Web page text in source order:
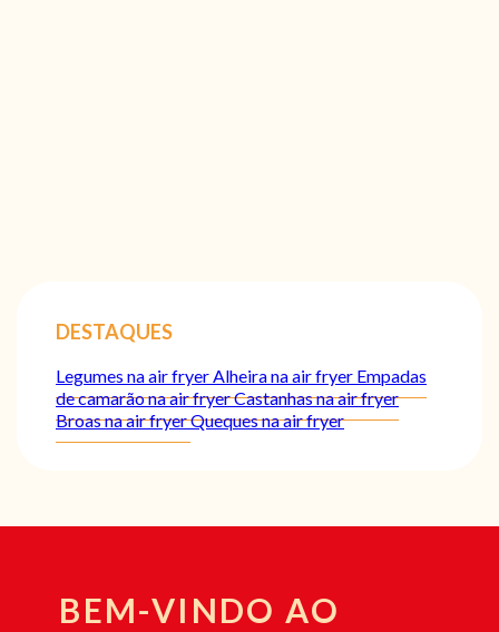
DESTAQUES
Legumes na air fryerAlheira na air fryer Empadas
de camarão na air fryerCastanhas na air fryer
Broas na air fryerQueques na air fryer
BEM-VINDO AO